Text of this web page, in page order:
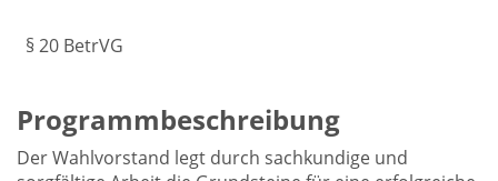
§ 20 BetrVG
Programmbeschreibung
Der Wahlvorstand legt durch sachkundige und